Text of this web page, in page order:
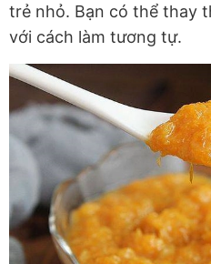
trẻ nhỏ. Bạn có thể thay
với cách làm tương tự.